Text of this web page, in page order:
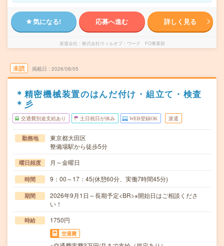
気になる! 応募へ進む 詳しく見る
派遣会社 株式会社ウィルオブ・ワーク FO事業部
未読 掲載日 2026/08/05
＊精密機械装置のはんだ付け・組立て・検査
＊彡
交通費別途支給あり 土日祝日が休み WEB登録OK 派遣
勤務地
東京都大田区
整備場駅から徒歩5分
曜日頻度 月～金曜日
時間 9：00～17：45(休憩60分、実働7時間45分)
期間
2026年9月1日～長期予定<BR>※開始日はご相談くださ
い！
時給 1750円
交通費